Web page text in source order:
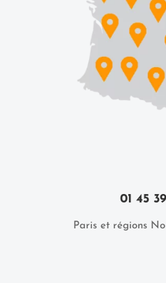
01 45
Paris et régions